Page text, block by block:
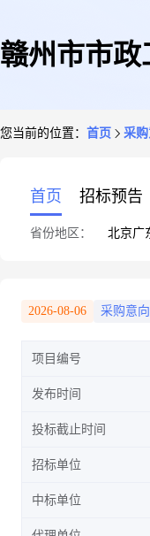
赣州市市政
您当前的位置： 首页 采
首页 招标预告
省份地区： 北京广
2026-08-06 采购意向
项目编号
发布时间
投标截止时间
招标单位
中标单位